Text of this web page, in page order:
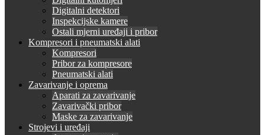
Digitalni detektori
Inspekcijske kamere
Ostali mjerni uređaji i pribor
Kompresori i pneumatski alati
Kompresori
Pribor za kompresore
Pneumatski alati
Zavarivanje i oprema
Aparati za zavarivanje
Zavarivački pribor
Maske za zavarivanje
Strojevi i uređaji